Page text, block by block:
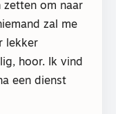
zetten om naar
zal me
lekker
hoor. Ik vind
een dienst